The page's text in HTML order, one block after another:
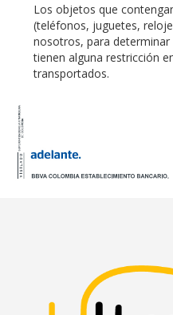
Los objetos que
(teléfonos, juguetes,
nosotros, para determinar
tienen alguna restricción
transportados.